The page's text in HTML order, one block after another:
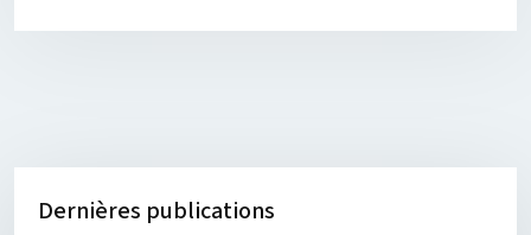
Dernières publications